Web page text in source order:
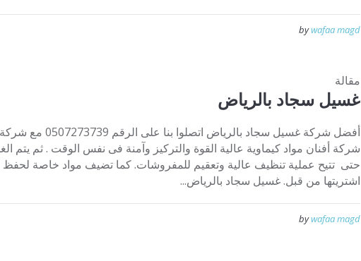
bywafaa magd
مقالة
غسيل سجاد بالرياض
أفضل شركة غسيل سجاد
شركة أفنان مواد كيماوية عالية القوة والتركيز وآمنة فى نفس الوقت . ثم يتم
حتى تتيح عملية تنظيف عالية وتعقيم للمفروشات. كما تضيف مواد خاصة لحفظ
اشتريتها من قبل. غسيل سجاد بالرياض...
bywafaa magd